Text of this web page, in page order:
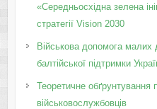
«Середньосхідна зелена
стратегії Vision 2030
Військова допомога малих
балтійської підтримки
Теоретичне обґрунтування
військовослужбовців